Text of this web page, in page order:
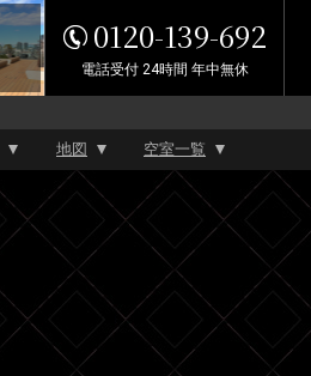
0120-139-692
電話受付 24時間 年中無休
地図 空室一覧